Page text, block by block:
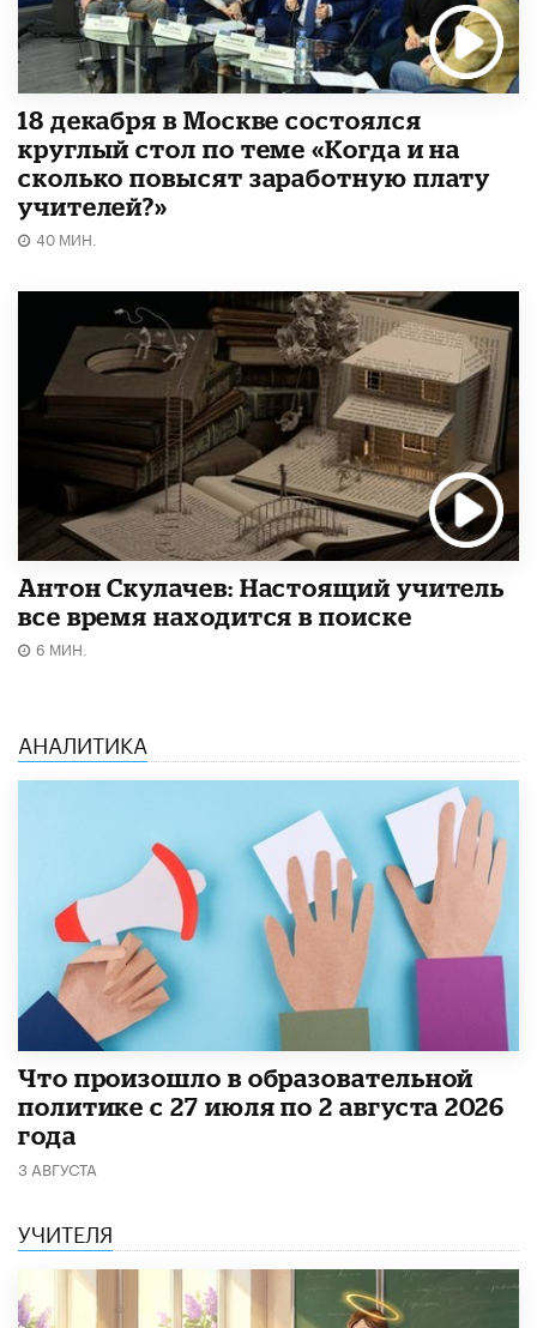
18 декабря в Москве состоялся
круглый стол по теме «Когда и на
сколько повысят заработную плату
учителей?»
40 МИН.
Антон Скулачев: Настоящий учитель
все время находится в поиске
6 МИН.
АНАЛИТИКА
​Что произошло в образовательной
политике с 27 июля по 2 августа 2026
года
3 АВГУСТА
УЧИТЕЛЯ